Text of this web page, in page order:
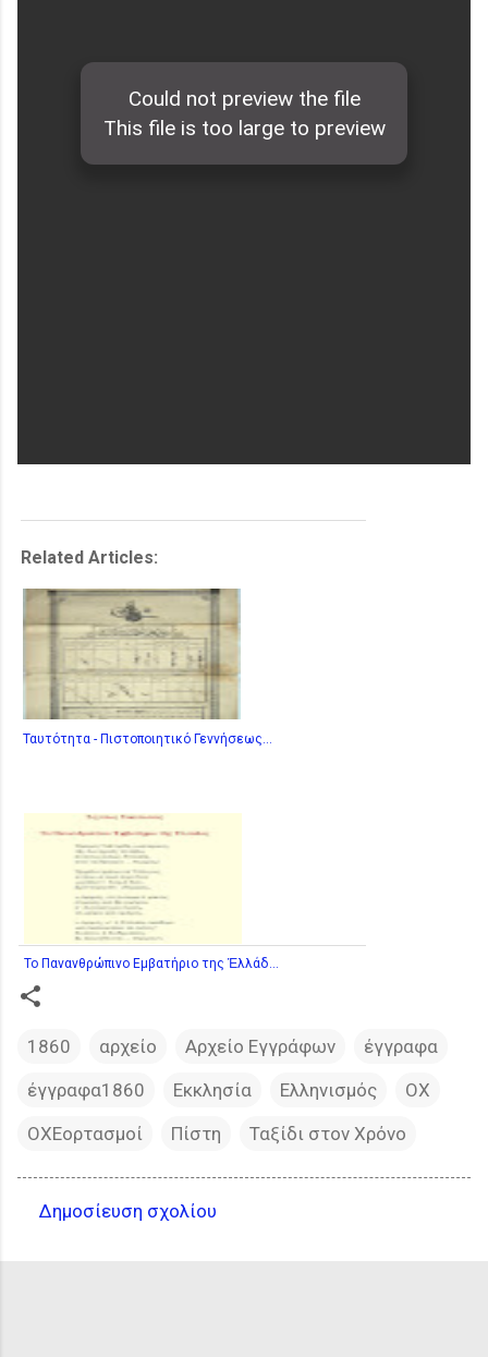
Related Articles:
Ταυτότητα - Πιστοποιητικό Γεννήσεως...
Το Πανανθρώπινο Εμβατήριο της Ἑλλάδ...
1860 αρχείο Αρχείο Εγγράφων
έγγραφα
έγγραφα1860
Εκκλησία Ελληνισμός
ΟΧ
ΟΧΕορτασμοί
Πίστη Ταξίδι στον Χρόνο
Δημοσίευση σχολίου